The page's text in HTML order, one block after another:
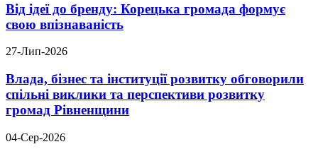
Від ідеї до бренду: Корецька громада формує
свою впізнаваність
27-Лип-2026
Влада, бізнес та інституції розвитку обговорили
спільні виклики та перспективи розвитку
громад Рівненщини
04-Сер-2026